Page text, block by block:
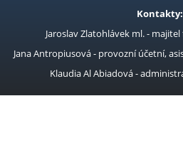
Kontakty:
Jaroslav Zlatohlávek ml. -
Jana Antropiusová - provozní účetní,
Klaudia Al Abiadová -